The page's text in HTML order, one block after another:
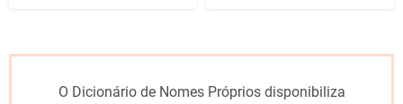
O Dicionário de Nomes Próprios disponibiliza